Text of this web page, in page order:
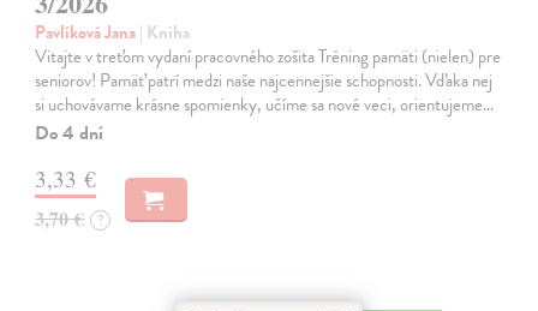
Pavlíková Jana| Kniha
Vitajte v treťom vydaní pracovného zošita Tréning pamäti (nielen) pre
seniorov! Pamäť patrí medzi naše najcennejšie schopnosti. Vďaka nej
si uchovávame krásne spomienky, učíme sa nové veci, orientujeme…
Do 4 dní
3,33 €
3,70 € ?